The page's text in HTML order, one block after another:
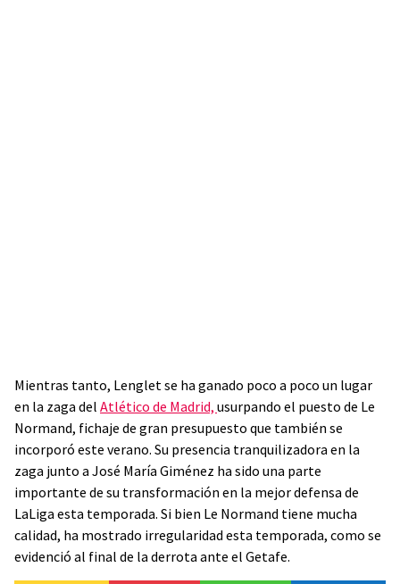
Mientras tanto, Lenglet se ha ganado poco a poco un lugar
en la zaga del Atlético de Madrid, usurpando el puesto de Le
Normand, fichaje de gran presupuesto que también se
incorporó este verano. Su presencia tranquilizadora en la
zaga junto a José María Giménez ha sido una parte
importante de su transformación en la mejor defensa de
LaLiga esta temporada. Si bien Le Normand tiene mucha
calidad, ha mostrado irregularidad esta temporada, como se
evidenció al final de la derrota ante el Getafe.